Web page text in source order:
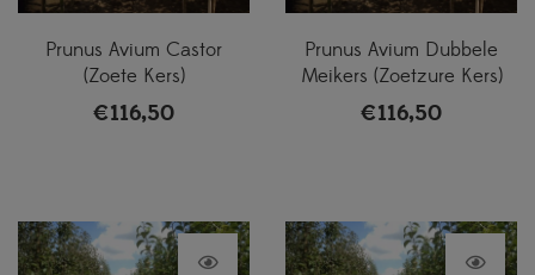
Prunus Avium Castor
(Zoete Kers)
€116,50
Prunus Avium Dubbele
Meikers (Zoetzure Kers)
€116,50